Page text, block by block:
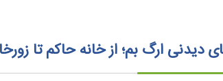
ارگ بم؛ از خانه حاکم تا